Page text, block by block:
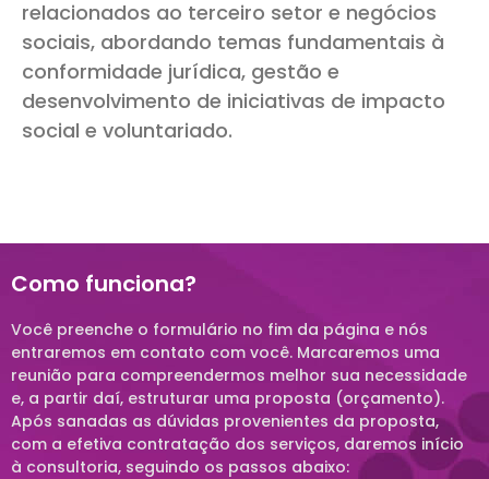
relacionados ao terceiro setor e negócios
sociais, abordando temas fundamentais à
conformidade jurídica, gestão e
desenvolvimento de iniciativas de impacto
social e voluntariado.
Como funciona?
Você preenche o formulário no fim da página e nós
entraremos em contato com você. Marcaremos uma
reunião para compreendermos melhor sua necessidade
e, a partir daí, estruturar uma proposta (orçamento).
Após sanadas as dúvidas provenientes da proposta,
com a efetiva contratação dos serviços, daremos início
à consultoria, seguindo os passos abaixo: